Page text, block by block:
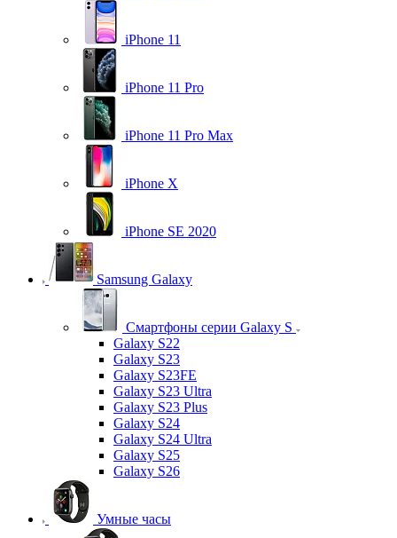
iPhone 11
iPhone 11 Pro
iPhone 11 Pro Max
iPhone X
iPhone SE 2020
Samsung Galaxy
Смартфоны серии Galaxy S
Galaxy S22
Galaxy S23
Galaxy S23FE
Galaxy S23 Ultra
Galaxy S23 Plus
Galaxy S24
Galaxy S24 Ultra
Galaxy S25
Galaxy S26
Умные часы